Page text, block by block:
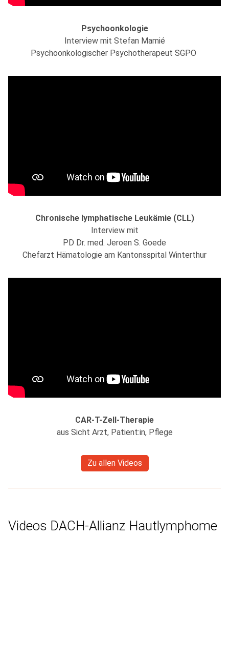
Psychoonkologie
Interview mit Stefan Mamié
Psychoonkologischer Psychotherapeut SGPO
Chronische lymphatische Leukämie (CLL)
Interview mit
PD Dr. med. Jeroen S. Goede
Chefarzt Hämatologie am Kantonsspital Winterthur
CAR-T-Zell-Therapie
aus Sicht Arzt, Patient:in, Pflege
Zu allen Videos
Videos DACH-Allianz Hautlymphome